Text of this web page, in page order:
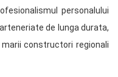
personalului
de lunga durata,
constructori regionali